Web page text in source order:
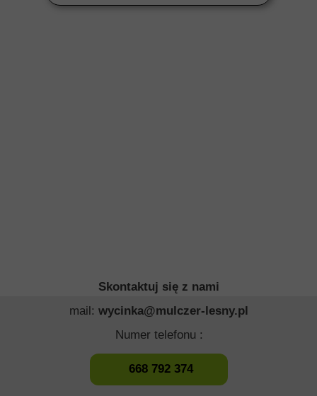
668 792 374
Skontaktuj się z nami
mail: wycinka@mulczer-lesny.pl
Numer telefonu :